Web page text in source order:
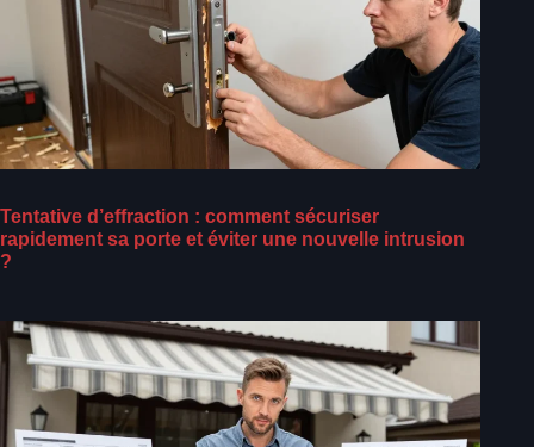
Tentative d’effraction : comment sécuriser
rapidement sa porte et éviter une nouvelle intrusion
?